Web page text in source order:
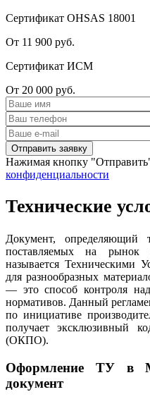
Сертификат OHSAS 18001
От 11 900 руб.
Сертификат ИСМ
От 20 000 руб.
Нажимая кнопку
конфиденциальности
Технические
Документ, определяющий
поставляемых на рынок
называется Техническими
для разнообразных
— это способ контроля
нормативов. Данный
по инициативе
получает эксклюзивный
(ОКПО).
Оформление ТУ в
документ